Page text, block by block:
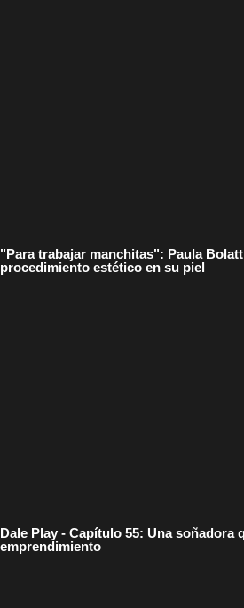
"Para trabajar manchitas": Paula
procedimiento estético en su piel
Dale Play - Capítulo 55: Una soñadora
emprendimiento